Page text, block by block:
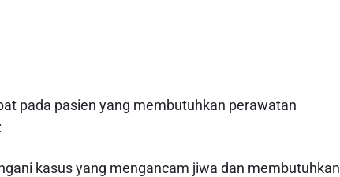
pada pasien yang membutuhkan perawatan
kasus yang mengancam jiwa dan membutuhkan